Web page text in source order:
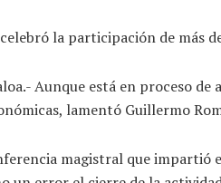
la participación de más
Aunque está en proceso
lamentó Guillermo
magistral que impartió